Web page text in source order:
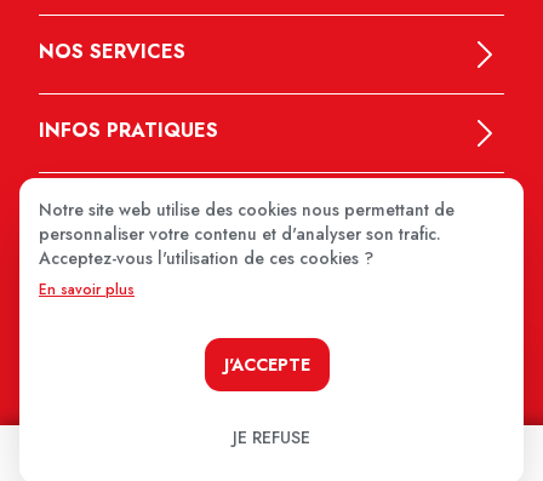
NOS SERVICES
INFOS PRATIQUES
Notre site web utilise des cookies nous permettant de
personnaliser votre contenu et d'analyser son trafic.
Acceptez-vous l'utilisation de ces cookies ?
En savoir plus
J'ACCEPTE
JE REFUSE